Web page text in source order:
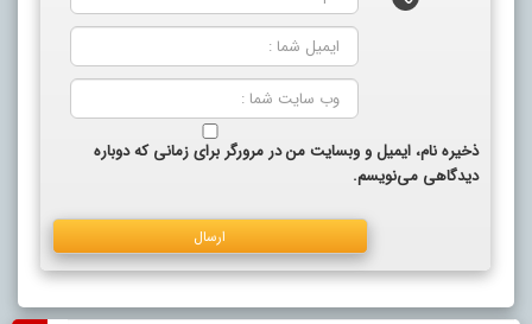
ذخیره نام، ایمیل و وبسایت من در مرورگر برای زمانی که دوباره
دیدگاهی می‌نویسم.